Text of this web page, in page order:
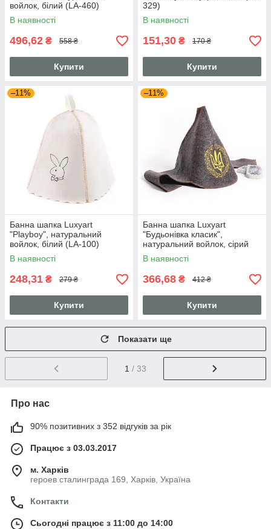
войлок, білий (LA-460)
В наявності
496,62 ₴ 558 ₴
Купити
329)
В наявності
151,30 ₴ 170 ₴
Купити
–11%
Банна шапка Luxyart
"Playboy", натуральний
войлок, білий (LA-100)
В наявності
248,31 ₴ 279 ₴
Купити
–11%
Банна шапка Luxyart
"Будьонівка класик",
натуральний войлок, сірий
(LA-059)
В наявності
366,68 ₴ 412 ₴
Купити
Показати ще
1 / 33
Про нас
90% позитивних з 352 відгуків за рік
Працює з 03.03.2017
м. Харків
героев сталинграда 169, Харків, Україна
Контакти
Сьогодні працює з 11:00 до 14:00